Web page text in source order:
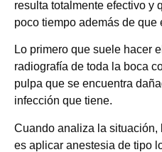
resulta totalmente efectivo y
poco tiempo además de que
Lo primero que suele hacer
radiografía de toda la boca
pulpa que se encuentra
infección que tiene.
Cuando analiza la situación,
es aplicar anestesia de tipo